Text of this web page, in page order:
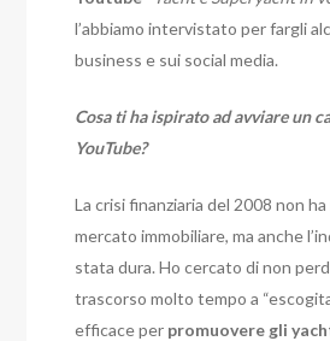
l’abbiamo intervistato per fargli
business e sui social media.
Cosa ti ha ispirato ad avviare un
YouTube?
La crisi finanziaria del 2008 non
mercato immobiliare, ma anche
stata dura. Ho cercato di non
trascorso molto tempo a
efficace per promuovere gli